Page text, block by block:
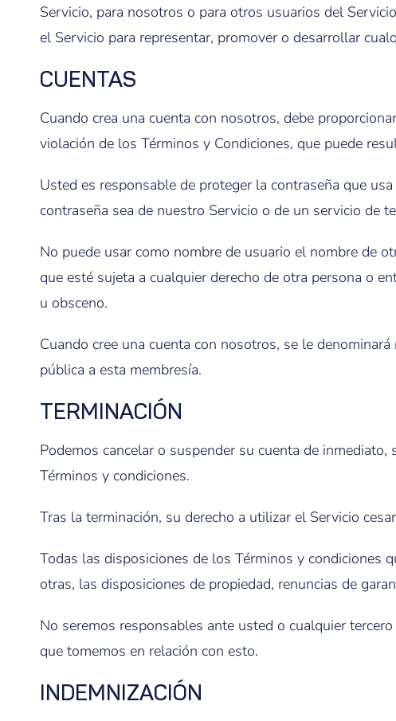
Servicio, para nosotros o para otros usuarios del
el Servicio para representar, promover o desarrollar
CUENTAS
Cuando crea una cuenta con nosotros, debe
violación de los Términos y Condiciones, que puede
Usted es responsable de proteger la contraseña que
contraseña sea de nuestro Servicio o de un servicio de
No puede usar como nombre de usuario el nombre de
que esté sujeta a cualquier derecho de otra persona o
u obsceno.
Cuando cree una cuenta con nosotros, se le
pública a esta membresía.
TERMINACIÓN
Podemos cancelar o suspender su cuenta de
Términos y condiciones.
Tras la terminación, su derecho a utilizar el Servicio
Todas las disposiciones de los Términos y condiciones
otras, las disposiciones de propiedad, renuncias de
No seremos responsables ante usted o cualquier
que tomemos en relación con esto.
INDEMNIZACIÓN